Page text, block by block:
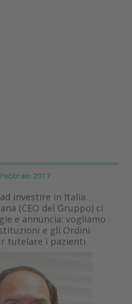
2017
investire in Italia.
(CEO del Gruppo) ci
e annuncia: vogliamo
e gli Ordini
tutelare i pazienti